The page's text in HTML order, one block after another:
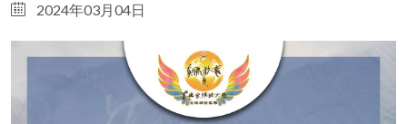
2024年03月04日